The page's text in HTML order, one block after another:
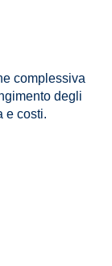
complessiva
degli
e costi.